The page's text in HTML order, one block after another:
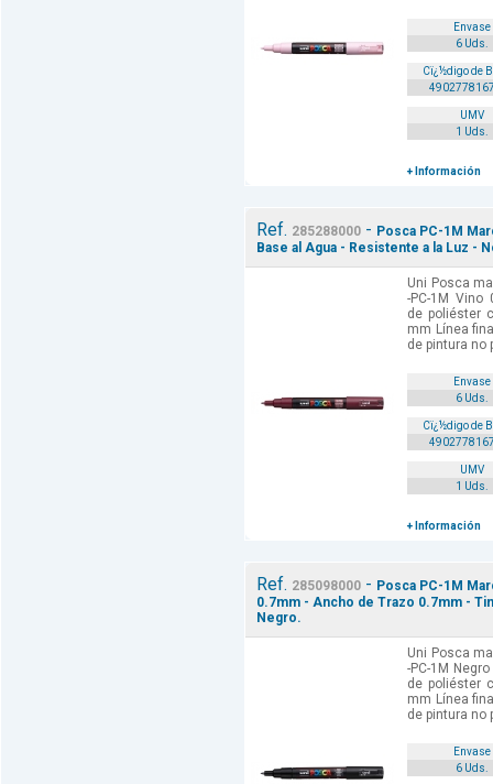
Envase
6 Uds.
Cï¿½digo de
UMV
1 Uds.
+ Información
Ref. 285288000 - Posca PC-1M
Base al Agua - Resistente a la Luz -
Uni Posca
-PC-1M Vino
de poliéster
mm Línea
de pintura no
Envase
6 Uds.
Cï¿½digo de
UMV
1 Uds.
+ Información
Ref. 285098000 - Posca PC-1M
0.7mm - Ancho de Trazo 0.7mm -
Negro.
Uni Posca
-PC-1M
de poliéster
mm Línea
de pintura no
Envase
6 Uds.